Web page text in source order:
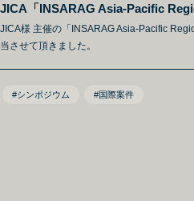
JICA「INSARAG Asia-Pacific
JICA様 主催の「INSARAG Asia-Pacific
当させて頂きました。
#シンポジウム #国際案件